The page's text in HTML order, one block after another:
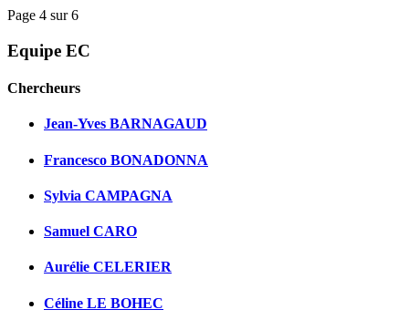
Page 4 sur 6
Equipe EC
Chercheurs
Jean-Yves BARNAGAUD
Francesco BONADONNA
Sylvia CAMPAGNA
Samuel CARO
Aurélie CELERIER
Céline LE BOHEC